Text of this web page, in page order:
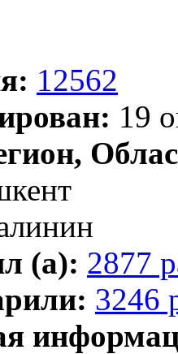
12562
19
(а): 2877
3246